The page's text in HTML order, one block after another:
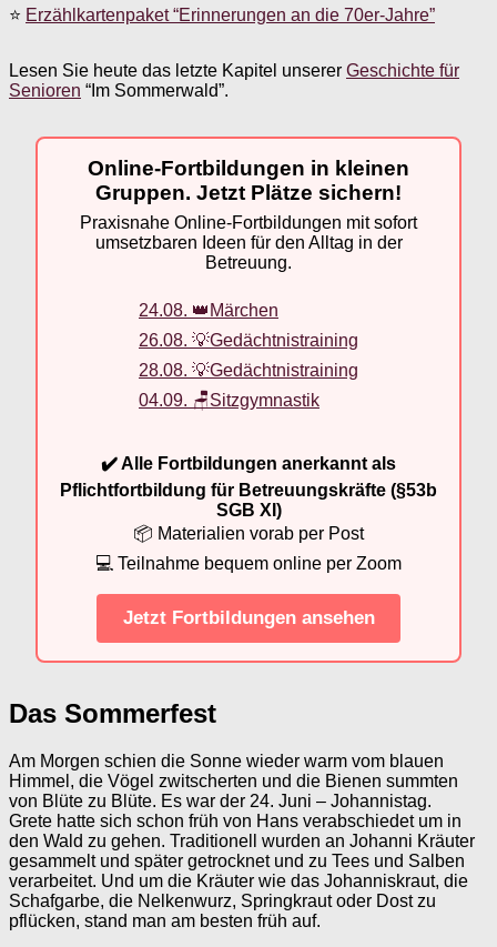
⭐ Erzählkartenpaket “Erinnerungen an die 70er-Jahre”
Lesen Sie heute das letzte Kapitel unserer Geschichte für
Senioren “Im Sommerwald”.
Online-Fortbildungen in kleinen
Gruppen. Jetzt Plätze sichern!
Praxisnahe Online-Fortbildungen mit sofort
umsetzbaren Ideen für den Alltag in der
Betreuung.
24.08. 👑Märchen
26.08. 💡Gedächtnistraining
28.08. 💡Gedächtnistraining
04.09. 🪑Sitzgymnastik
✔️ Alle Fortbildungen anerkannt als
Pflichtfortbildung für Betreuungskräfte (§53b
SGB XI)
📦 Materialien vorab per Post
💻 Teilnahme bequem online per Zoom
Jetzt Fortbildungen ansehen
Das Sommerfest
Am Morgen schien die Sonne wieder warm vom blauen
Himmel, die Vögel zwitscherten und die Bienen summten
von Blüte zu Blüte. Es war der 24. Juni – Johannistag.
Grete hatte sich schon früh von Hans verabschiedet um in
den Wald zu gehen. Traditionell wurden an Johanni Kräuter
gesammelt und später getrocknet und zu Tees und Salben
verarbeitet. Und um die Kräuter wie das Johanniskraut, die
Schafgarbe, die Nelkenwurz, Springkraut oder Dost zu
pflücken, stand man am besten früh auf.